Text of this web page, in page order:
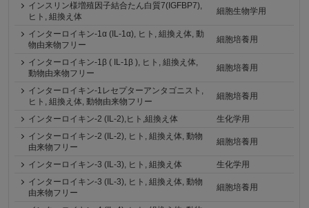
インスリン様増殖因子結合たん白質7(IGFBP7),
ヒト, 組換え体
細胞生物学用
インターロイキン-1α (IL-1α), ヒト, 組換え体, 動
物由来物フリー
細胞培養用
インターロイキン-1β ( IL-1β ), ヒト, 組換え体,
動物由来物フリー
細胞培養用
インターロイキン-1レセプターアンタゴニスト,
ヒト, 組換え体, 動物由来物フリー
細胞培養用
インターロイキン-2 (IL-2),ヒト,組換え体
生化学用
インターロイキン-2 (IL-2), ヒト, 組換え体, 動物
由来物フリー
細胞培養用
インターロイキン-3 (IL-3), ヒト, 組換え体
生化学用
インターロイキン-3 (IL-3), ヒト, 組換え体, 動物
由来物フリー
細胞培養用